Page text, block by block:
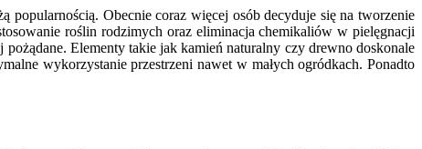
Obecnie coraz więcej osób decyduje się na tworzenie
roślin rodzimych oraz eliminacja chemikaliów w pielęgnacji
Elementy takie jak kamień naturalny czy drewno doskonale
wykorzystanie przestrzeni nawet w małych ogródkach. Ponadto